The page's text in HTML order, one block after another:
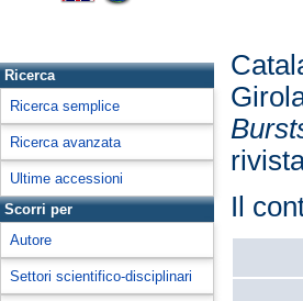
Ricerca
Ricerca semplice
Ricerca avanzata
Ultime accessioni
Scorri per
Autore
Settori scientifico-disciplinari
Il